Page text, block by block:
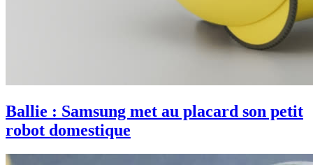
Ballie : Samsung met au placard son petit
robot domestique